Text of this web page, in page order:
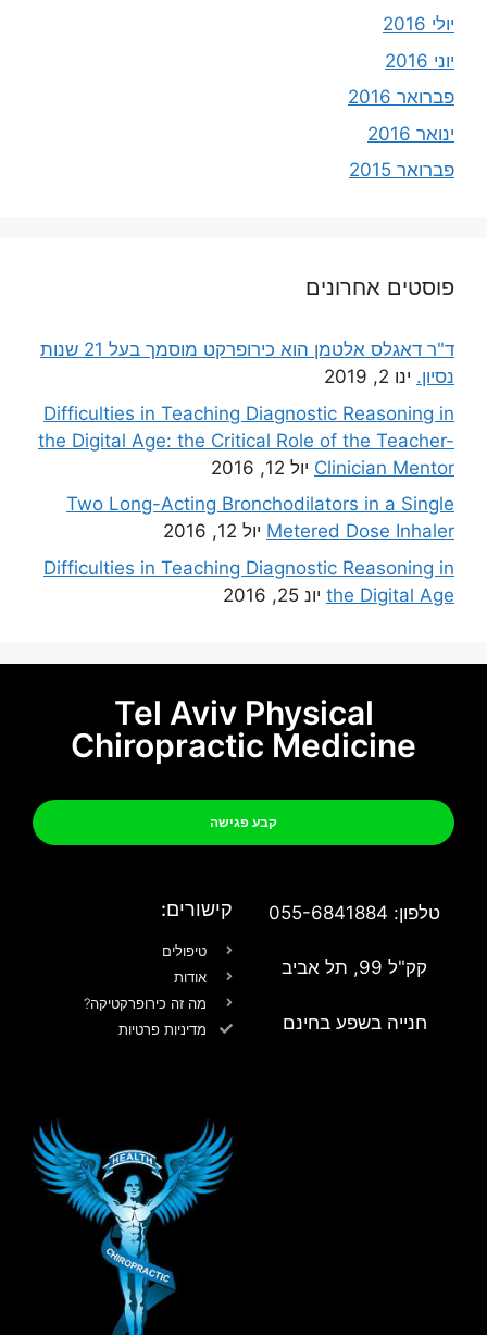
יולי 2016
יוני 2016
פברואר 2016
ינואר 2016
פברואר 2015
פוסטים אחרונים
ד"ר דאגלס אלטמן הוא כירופרקט מוסמך בעל 21 שנות
נסיון. ינו 2, 2019
Difficulties in Teaching Diagnostic Reasoning in
the Digital Age: the Critical Role of the Teacher-
Clinician Mentor יול 12, 2016
Two Long-Acting Bronchodilators in a Single
Metered Dose Inhaler יול 12, 2016
Difficulties in Teaching Diagnostic Reasoning in
the Digital Age יונ 25, 2016
Tel Aviv Physical
Chiropractic Medicine
קבע פגישה
טלפון: 055-6841884
קק"ל 99, תל אביב
חנייה בשפע בחינם
קישורים:
טיפולים
אודות
מה זה כירופרקטיקה?
מדיניות פרטיות